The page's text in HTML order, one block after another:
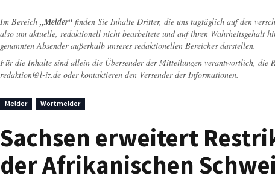
Im Bereich „Melder“ finden Sie Inhalte Dritter, die uns tagtäglich auf den
also um aktuelle, redaktionell nicht bearbeitete und auf ihren Wahrheitsgehalt
genannten Absender außerhalb unseres redaktionellen Bereiches darstellen.
Für die Inhalte sind allein die Übersender der Mitteilungen verantwortlich, die
redaktion@l-iz.de oder kontaktieren den Versender der Informationen.
Melder Wortmelder
Sachsen erweitert
der Afrikanischen